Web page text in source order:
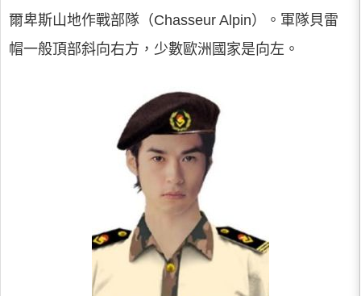
爾卑斯山地作戰部隊（Chasseur Alpin）。軍隊貝雷
帽一般頂部斜向右方，少數歐洲國家是向左。